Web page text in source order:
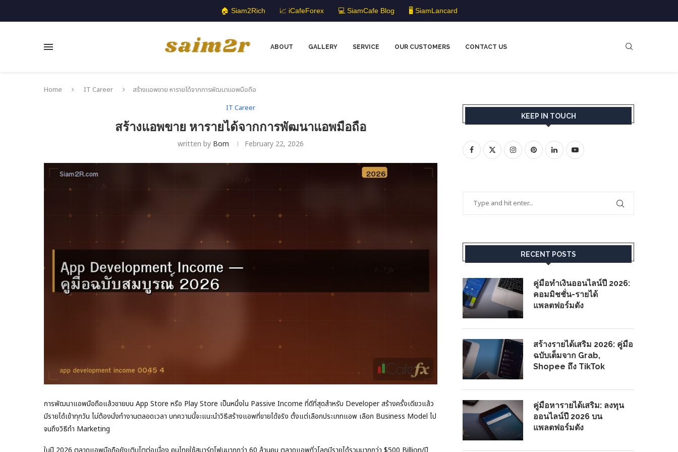
🏠 Siam2Rich 📈 iCafeForex 💻 SiamCafe Blog 🖥️ SiamLancard
ABOUT GALLERY SERVICE OUR CUSTOMERS CONTACT US
Home IT Career
สร้างแอพขาย หารายได้จากการพัฒนาแอพมือถือ
IT Career
สร้างแอพขาย หารายได้จากการพัฒนาแอพมือถือ
written by Bom February 22, 2026
การพัฒนาแอพมือถือแล้วขายบน App Store หรือ Play Store เป็นหนึ่งใน Passive Income ที่ดีที่สุดสำหรับ Developer สร้างครั้งเดียวแล้ว
มีรายได้เข้าทุกวัน ไม่ต้องนั่งทำงานตลอดเวลา บทความนี้จะแนะนำวิธีสร้างแอพที่ขายได้จริง ตั้งแต่เลือกประเภทแอพ เลือก Business Model ไป
จนถึงวิธีทำ Marketing
KEEP IN TOUCH
RECENT POSTS
คู่มือทำเงินออนไลน์ปี 2026:
คอมมิชชั่น-รายได้
แพลตฟอร์มดัง
สร้างรายได้เสริม 2026: คู่มือ
ฉบับเต็มจาก Grab,
Shopee ถึง TikTok
คู่มือหารายได้เสริม: ลงทุน
ออนไลน์ปี 2026 บน
แพลตฟอร์มดัง